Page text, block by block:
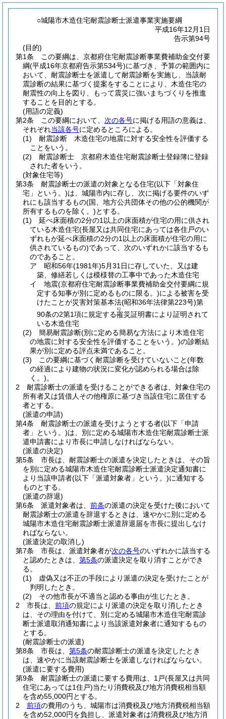
○城陽市木造住宅耐震診断士派遣事業実施要綱
平成16年12月1日
告示第94号
(目的)
第1条
この要綱は、京都府住宅耐震診断事業費補助金交付要
綱(平成16年京都府告示第534号)に基づき、予算の範囲内に
おいて、耐震診断士を派遣して耐震診断を実施し、当該耐
震診断の結果に基づく提案をすることにより、木造住宅の
耐震性の向上を図り、もって震災に強いまちづくりを推進
することを目的とする。
(用語の定義)
第2条
この要綱において、 次の各号に掲げる用語の意義は、
それぞれ当該各号に定めるところによる。
(1)
耐震診断 木造住宅の地震に対する安全性を評価する
ことをいう。
(2)
耐震診断士 京都府木造住宅耐震診断士登録簿に登録
された者をいう。
(対象住宅等)
第3条
耐震診断士の派遣の対象となる住宅(以下「対象住
宅」という。)は、城陽市内に存し、次に掲げる要件のいず
れにも該当するもの(国、地方公共団体その他の公的機関が
所有するものを除く。)とする。
(1)
延べ床面積の2分の1以上の床面積が住宅の用に供され
ている木造住宅(長屋又は共同住宅にあっては各住戸のい
ずれもが延べ床面積の2分の1以上の床面積が住宅の用に
供されているもの)であって、次のいずれかに該当するも
のであること。
ア
昭和56年(1981年)5月31日に存していた、又は建
築、修繕若しくは模様替の工事中であった木造住宅
イ
地震(京都府住宅耐震診断事業費補助金交付要綱に規
定する知事が別に定めるものに限る。)による被害を受
けたことが災害対策基本法(昭和36年法律第223号)第
90条の2第1項に規定する罹
り
災証明書により証明されて
いる木造住宅
(2)
簡易耐震診断(別に定める簡易な方法により木造住宅
の地震に対する安全性を評価することをいう。)の診断結
果が別に定める評点未満であること。
(3)
この要綱に基づく耐震診断を受けていないこと(年数
の経過により建物の状況に変化が認められる場合は除
く。)。
2
耐震診断士の派遣を受けることができる者は、対象住宅の
所有者又は賃借人その他権原に基づき当該住宅に居住する
者とする。
(派遣の申請)
第4条
耐震診断士の派遣を受けようとする者(以下「申請
者」という。)は、別に定める城陽市木造住宅耐震診断士派
遣申請書により市長に申請しなければならない。
(派遣の決定)
第5条
市長は、耐震診断士の派遣を決定したときは、その旨
を別に定める城陽市木造住宅耐震診断士派遣決定通知書に
より当該申請者(以下「派遣対象者」という。)に通知する
ものとする。
(派遣の辞退)
第6条
派遣対象者は、 前条の派遣の決定を受けた後において
耐震診断士の派遣を辞退するときは、速やかに別に定める
城陽市木造住宅耐震診断士派遣辞退届を市長に提出しなけ
ればならない。
(派遣決定の取消し)
第7条
市長は、派遣対象者が次の各号のいずれかに該当する
と認めたときは、 第5条の派遣決定を取り消すことができ
る。
(1)
虚偽又は不正の手段により派遣の決定を受けたことが
判明したとき。
(2)
その他市長が不適当と認める事由が生じたとき。
2
市長は、 前項の規定により派遣の決定を取り消したとき
は、その理由を付けて、別に定める城陽市木造住宅耐震診
断士派遣取消通知書により当該派遣対象者に通知するもの
とする。
(耐震診断士の派遣)
第8条
市長は、 第5条の耐震診断士の派遣を決定したとき
は、速やかに当該耐震診断士を派遣しなければならない。
(派遣に要する費用)
第9条
耐震診断士の派遣に要する費用は、1戸(長屋又は共同
住宅にあっては1住戸)当たり消費税及び地方消費税相当額
を含め55,000円とする。
2
前項の費用のうち、城陽市は消費税及び地方消費税相当額
を含め52,000円を負担し、派遣対象者は消費税及び地方消